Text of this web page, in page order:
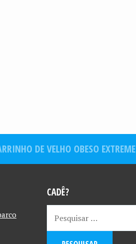
DE VELHO OBESO EXTREME
CADÊ?